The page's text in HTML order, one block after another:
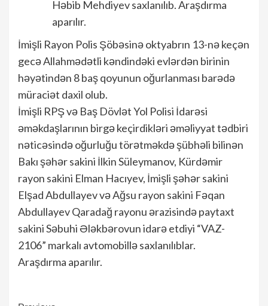
Həbib Mehdiyev saxlanılıb. Araşdırma
aparılır.
İmişli Rayon Polis Şöbəsinə oktyabrın 13-nə keçən
gecə Allahmədətli kəndindəki evlərdən birinin
həyətindən 8 baş qoyunun oğurlanması barədə
müraciət daxil olub.
İmişli RPŞ və Baş Dövlət Yol Polisi İdarəsi
əməkdaşlarının birgə keçirdikləri əməliyyat tədbiri
nəticəsində oğurluğu törətməkdə şübhəli bilinən
Bakı şəhər sakini İlkin Süleymanov, Kürdəmir
rayon sakini Elman Hacıyev, İmişli şəhər sakini
Elşad Abdullayev və Ağsu rayon sakini Fəqan
Abdullayev Qaradağ rayonu ərazisində paytaxt
sakini Səbuhi Ələkbərovun idarə etdiyi “VAZ-
2106” markalı avtomobillə saxlanılıblar.
Araşdırma aparılır.